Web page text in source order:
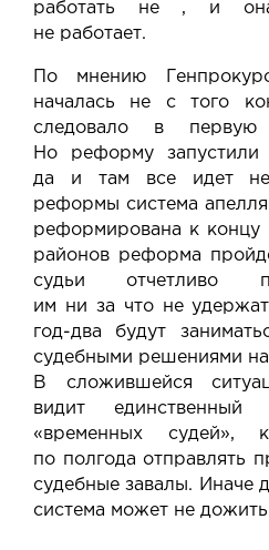
работать не , и
не работает.
По мнению
началась не с того
следовало в первую
Но реформу запустили
да и там все идет
реформы система
реформирована к концу
районов реформа
судьи отчетливо
им ни за что не
год-два будут
судебными решениями на
В сложившейся
видит единственный
«временных судей»,
по полгода отправлять
судебные завалы. Иначе
система может не